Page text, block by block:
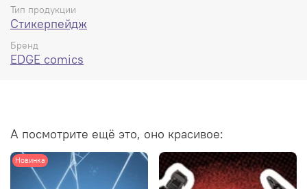
Тип продукции
Стикерпейдж
Бренд
EDGE comics
А посмотрите ещё это, оно красивое:
Новинка